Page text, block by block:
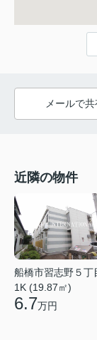
メールで
近隣の物件
船橋市習志野５丁
1K (19.87㎡)
6.7万円